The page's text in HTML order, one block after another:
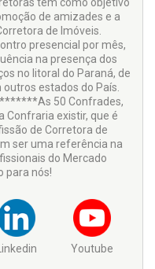
de amizades e a
de Imóveis.
presencial por mês,
na presença dos
no litoral do Paraná, de
estados do País.
50 Confrades,
Confraria existir, que é
de Corretora de
ser uma referência na
do Mercado
para nós!
Linkedin Youtube